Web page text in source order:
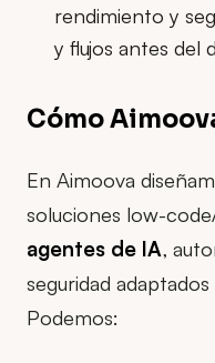
rendimiento y
y flujos antes del
Cómo
En Aimoova
soluciones low-
agentes de IA,
seguridad
Podemos: